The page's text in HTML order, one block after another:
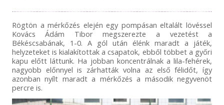
Rögtön a mérkőzés elején egy pompásan eltalált lövéssel
Kovács Ádám Tibor megszerezte a vezetést a
Békéscsabának, 1-0. A gól után élénk maradt a játék,
helyzeteket is kialakítottak a csapatok, ebből többet a győri
kapu előtt láttunk. Ha jobban koncentrálnak a lila-fehérek,
nagyobb előnnyel is zárhatták volna az első félidőt, így
azonban nyílt maradt a mérkőzés a második negyvenöt
percre is.